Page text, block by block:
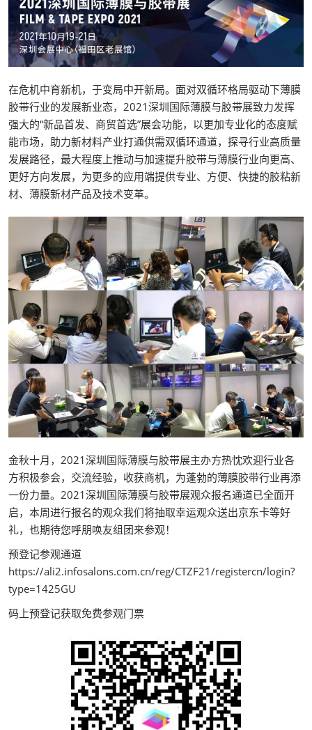
在危机中育新机，于变局中开新局。面对双循环格局驱动下薄膜
胶带行业的发展新业态，2021深圳国际薄膜与胶带展致力发挥
强大的“新品首发、商贸首选”展会功能，以更加专业化的态度赋
能市场，助力新材料产业打通供需双循环通道，探寻行业高质量
发展路径，最大程度上推动与加速提升胶带与薄膜行业向更高、
更好方向发展，为更多的应用端提供专业、方便、快捷的胶粘新
材、薄膜新材产品及技术变革。
金秋十月，2021深圳国际薄膜与胶带展主办方热忱欢迎行业各
方积极参会，交流经验，收获商机，为蓬勃的薄膜胶带行业再添
一份力量。2021深圳国际薄膜与胶带展观众报名通道已全面开
启，本周进行报名的观众我们将抽取幸运观众送出京东卡等好
礼，也期待您呼朋唤友组团来参观！
预登记参观通道
https://ali2.infosalons.com.cn/reg/CTZF21/registercn/login?
type=1425GU
码上预登记获取免费参观门票